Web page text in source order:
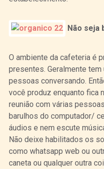
Não seja
O ambiente da cafeteria é
presentes. Geralmente tem
pessoas conversando.
você produz enquanto fica
reunião com várias
barulhos do computador/
áudios e nem escute
Não deixe habilitados os
como whatsapp web ou
caneta ou qualquer outra